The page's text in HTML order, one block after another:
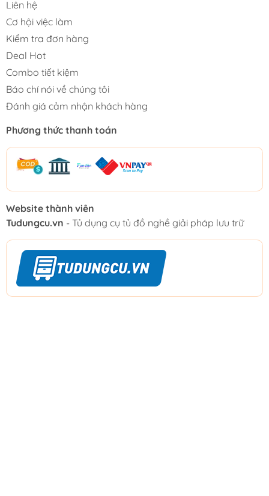
Liên hệ
Cơ hội việc làm
Kiểm tra đơn hàng
Deal Hot
Combo tiết kiệm
Báo chí nói về chúng tôi
Đánh giá cảm nhận khách hàng
Phương thức thanh toán
Website thành viên
Tudungcu.vn - Tủ dụng cụ tủ đồ nghề giải pháp lưu trữ